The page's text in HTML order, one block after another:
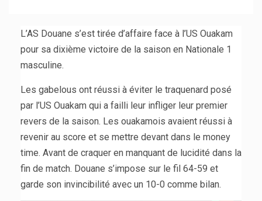
L’AS Douane s’est tirée d’affaire face à l’US Ouakam
pour sa dixième victoire de la saison en Nationale 1
masculine.
Les gabelous ont réussi à éviter le traquenard posé
par l’US Ouakam qui a failli leur infliger leur premier
revers de la saison. Les ouakamois avaient réussi à
revenir au score et se mettre devant dans le money
time. Avant de craquer en manquant de lucidité dans la
fin de match. Douane s’impose sur le fil 64-59 et
garde son invincibilité avec un 10-0 comme bilan.